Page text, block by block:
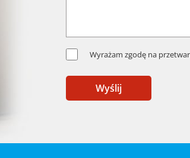
Wyrażam zgodę na
Wyślij